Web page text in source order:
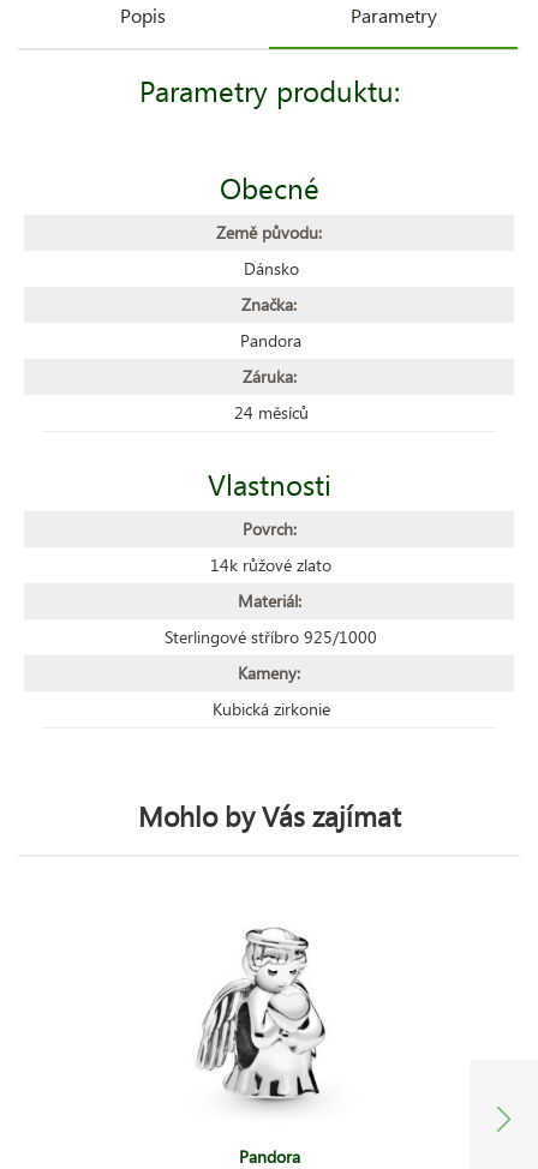
Popis Parametry
Parametry produktu:
Obecné
Země původu:
Dánsko
Značka:
Pandora
Záruka:
24 měsíců
Vlastnosti
Povrch:
14k růžové zlato
Materiál:
Sterlingové stříbro 925/1000
Kameny:
Kubická zirkonie
Mohlo by Vás zajímat
Pandora